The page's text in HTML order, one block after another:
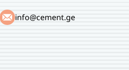
info@cement.ge